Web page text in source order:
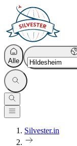
Alle
Silvester.in